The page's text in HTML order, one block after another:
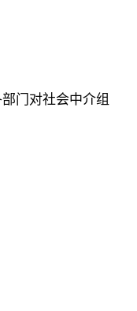
门对社会中介组